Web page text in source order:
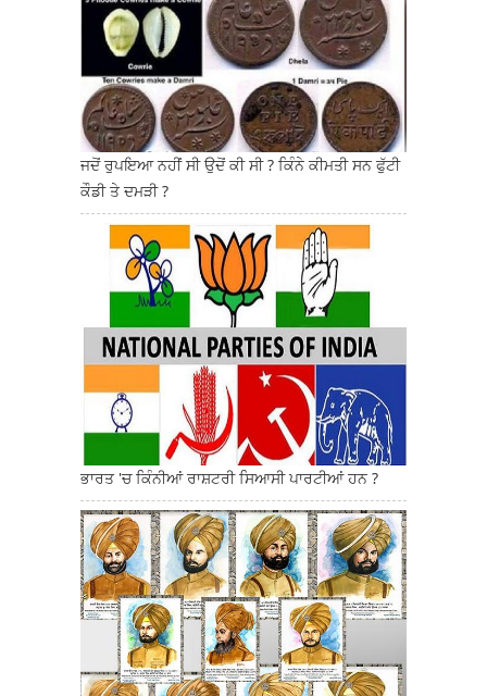
ਜਦੋਂ ਰੁਪਇਆ ਨਹੀਂ ਸੀ ਉਦੋਂ ਕੀ ਸੀ ? ਕਿੰਨੇ ਕੀਮਤੀ ਸਨ ਫੁੱਟੀ
ਕੌਡੀ ਤੇ ਦਮੜੀ ?
ਭਾਰਤ 'ਚ ਕਿੰਨੀਆਂ ਰਾਸ਼ਟਰੀ ਸਿਆਸੀ ਪਾਰਟੀਆਂ ਹਨ ?